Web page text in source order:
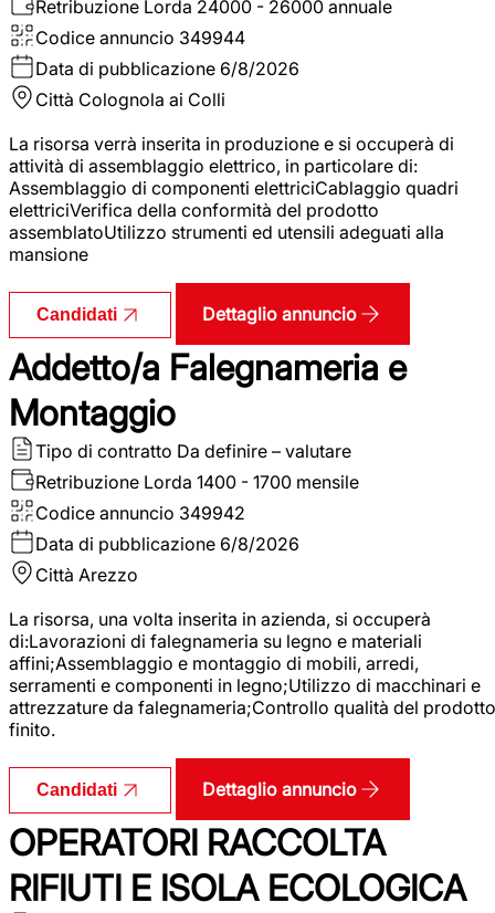
Retribuzione Lorda 24000 - 26000 annuale
Codice annuncio 349944
Data di pubblicazione 6/8/2026
Città Colognola ai Colli
La risorsa verrà inserita in produzione e si occuperà di
attività di assemblaggio elettrico, in particolare di:
Assemblaggio di componenti elettriciCablaggio quadri
elettriciVerifica della conformità del prodotto
assemblatoUtilizzo strumenti ed utensili adeguati alla
mansione
Candidati Dettaglio annuncio
Addetto/a Falegnameria e
Montaggio
Tipo di contratto Da definire – valutare
Retribuzione Lorda 1400 - 1700 mensile
Codice annuncio 349942
Data di pubblicazione 6/8/2026
Città Arezzo
La risorsa, una volta inserita in azienda, si occuperà
di:Lavorazioni di falegnameria su legno e materiali
affini;Assemblaggio e montaggio di mobili, arredi,
serramenti e componenti in legno;Utilizzo di macchinari e
attrezzature da falegnameria;Controllo qualità del prodotto
finito.
Candidati Dettaglio annuncio
OPERATORI RACCOLTA
RIFIUTI E ISOLA ECOLOGICA